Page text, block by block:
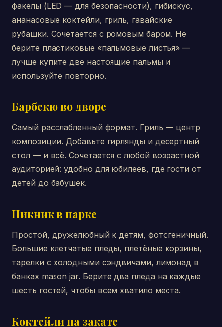
факелы (LED — для безопасности), гибискус,
ананасовые коктейли, гриль, гавайские
рубашки. Сочетается с ромовым баром. Не
берите пластиковые «пальмовые листья» —
лучше купите две настоящие пальмы и
используйте повторно.
Барбекю во дворе
Самый расслабленный формат. Гриль — центр
композиции. Добавьте гирлянды и десертный
стол — и всё. Сочетается с любой возрастной
аудиторией: удобно для юбилеев, где гости от
детей до бабушек.
Пикник в парке
Простой, дружелюбный к детям, фотогеничный.
Большие клетчатые пледы, плетёные корзины,
тарелки с холодными сэндвичами, лимонад в
банках mason jar. Берите два пледа на каждые
шесть гостей, чтобы всем хватило места.
Коктейли на закате